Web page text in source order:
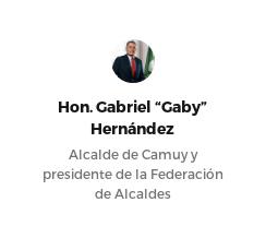
Hon. Gabriel “Gaby”
Hernández
Alcalde de Camuy y
presidente de la Federación
de Alcaldes